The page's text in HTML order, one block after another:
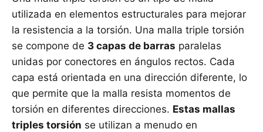
utilizada en elementos estructurales para mejorar
la resistencia a la torsión. Una malla triple torsión
se compone de 3 capas de barras paralelas
unidas por conectores en ángulos rectos. Cada
capa está orientada en una dirección diferente, lo
que permite que la malla resista momentos de
torsión en diferentes direcciones. Estas mallas
triples torsión se utilizan a menudo en